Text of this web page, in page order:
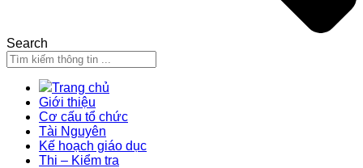
Search
Trang chủ
Giới thiệu
Cơ cấu tổ chức
Tài Nguyên
Kế hoạch giáo dục
Thi – Kiểm tra